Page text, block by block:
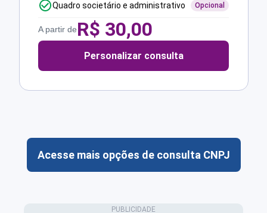
Quadro societário e administrativo Opcional
A partir deR$ 30,00
Personalizar consulta
Acesse mais opções de consulta CNPJ